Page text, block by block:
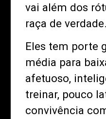
vai além dos
raça de verdade.
Eles tem porte
média para
afetuoso,
treinar, pouco
convivência